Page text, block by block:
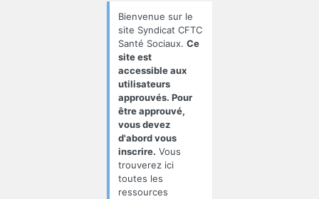
Bienvenue sur le
site Syndicat CFTC
Santé Sociaux.Ce
site est
accessible aux
utilisateurs
approuvés. Pour
être approuvé,
vous devez
d'abord vous
inscrire. Vous
trouverez ici
toutes les
ressources